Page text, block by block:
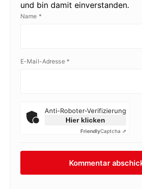
und bin damit einverstanden.
Name *
E-Mail-Adresse *
Anti-Roboter-Verifizierung
Hier klicken
FriendlyCaptcha ⇗